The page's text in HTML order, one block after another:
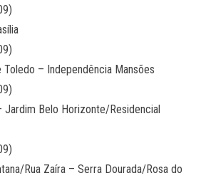
Toledo – Independência Mansões
Jardim Belo Horizonte/Residencial
Rua Zaíra – Serra Dourada/Rosa do